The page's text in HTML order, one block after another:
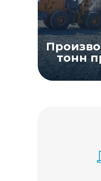
тонн